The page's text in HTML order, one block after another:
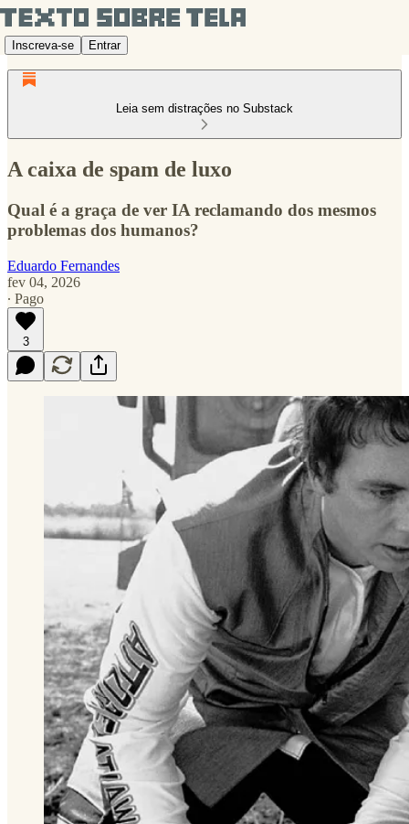
Inscreva-se Entrar
Leia sem distrações no Substack
A caixa de spam de luxo
Qual é a graça de ver IA reclamando dos mesmos
problemas dos humanos?
Eduardo Fernandes
fev 04, 2026
∙ Pago
3